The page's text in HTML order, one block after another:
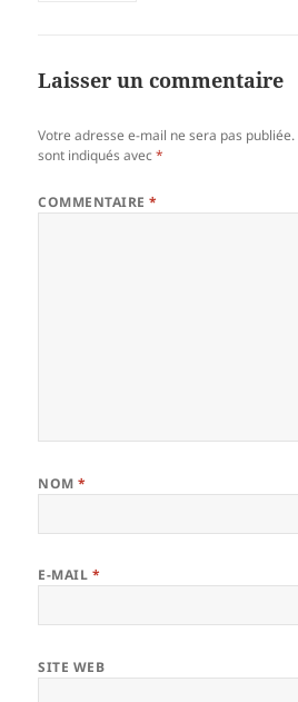
Laisser un commentaire
Votre adresse e-mail ne sera pas publiée.
sont indiqués avec*
COMMENTAIRE*
NOM*
E-MAIL *
SITE WEB